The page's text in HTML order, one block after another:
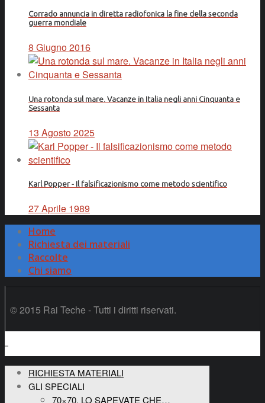
Corrado annuncia in diretta radiofonica la fine della seconda
guerra mondiale
8 Giugno 2016
Una rotonda sul mare. Vacanze in Italia negli anni Cinquanta e
Sessanta
13 Agosto 2025
Karl Popper - Il falsificazionismo come metodo scientifico
27 Aprile 1989
Home
Richiesta dei materiali
Raccolte
Chi siamo
© 2015 Rai Teche - Tutti i diritti riservati.
RICHIESTA MATERIALI
GLI SPECIALI
70×70, LO SAPEVATE CHE…